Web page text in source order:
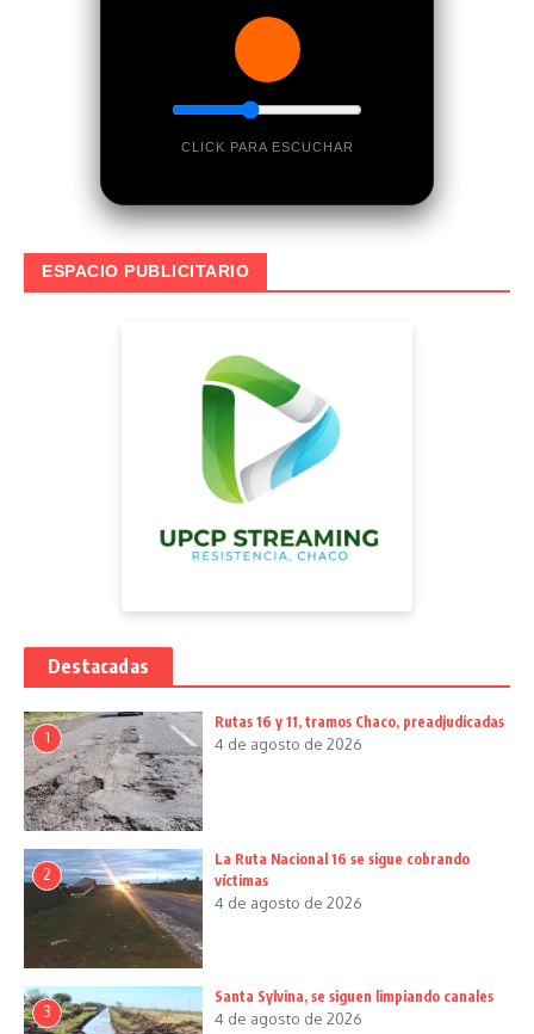
CLICK PARA ESCUCHAR
ESPACIO PUBLICITARIO
Destacadas
1
Rutas 16 y 11, tramos Chaco, preadjudicadas
4 de agosto de 2026
2
La Ruta Nacional 16 se sigue cobrando
víctimas
4 de agosto de 2026
3
Santa Sylvina, se siguen limpiando canales
4 de agosto de 2026